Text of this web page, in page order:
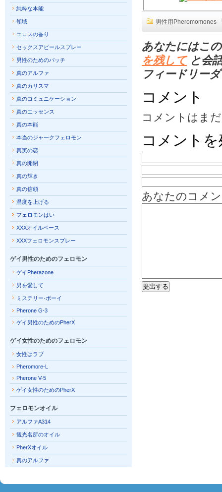
男性用Pheromomones
あなたにはこ
を残してと会
フィードリー
コメント
コメントはま
コメント
あなたのコメ
純粋な本能
領域
エロスの香り
セックスアピールスプレー
男性のためのパッチ
真のアルファ
真のカリスマ
真のコミュニケーション
真のエッセンス
真の本能
本当のジャークフェロモン
真実の恋
真の開閉
真の輝き
真の信頼
温度を上げる
フェロモンはい
XXXオイルベース
XXXフェロモンスプレー
ゲイ男性のためのフェロモン
ゲイPherazone
男を愛して
ミステリー·ボーイ
Pherone G-3
ゲイ男性のためのPherX
ゲイ女性のためのフェロモン
女性はラブ
Pheromore-L
Pherone V-5
ゲイ女性のためのPherX
フェロモンオイル
アルファA314
観光名所のオイル
PherXオイル
真のアルファ